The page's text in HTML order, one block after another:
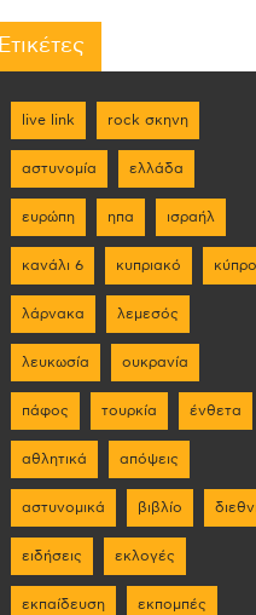
Ετικέτες
live link rock σκηνη
αστυνομία ελλάδα
ευρώπη ηπα ισραήλ
κανάλι 6 κυπριακό
λάρνακα λεμεσός
λευκωσία ουκρανία
πάφος τουρκία ένθετα
αθλητικά απόψεις
αστυνομικά βιβλίο
ειδήσεις εκλογές
εκπαίδευση εκπομπές